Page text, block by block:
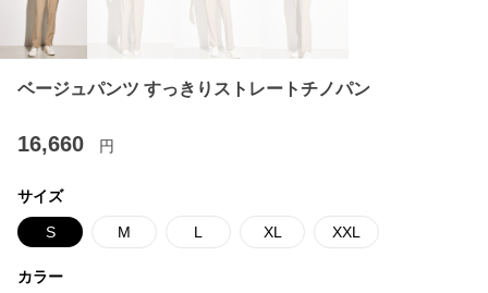
ベージュパンツ すっきりストレートチノパン
16,660 円
サイズ
S M L XL XXL
カラー